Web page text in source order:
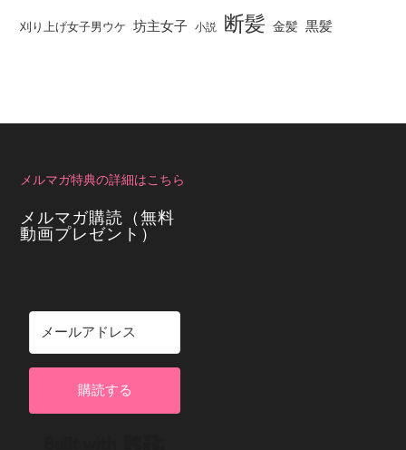
刈り上げ女子男ウケ 坊主女子 小説 断髪 金髪 黒髪
メルマガ特典の詳細はこちら
メルマガ購読（無料
動画プレゼント）
購読する